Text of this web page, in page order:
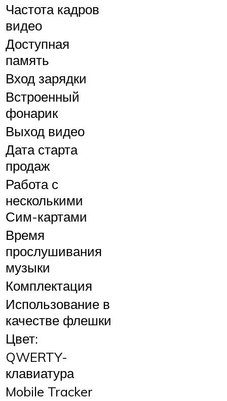
Частота кадров
видео
Доступная
память
Вход зарядки
Встроенный
фонарик
Выход видео
Дата старта
продаж
Работа с
несколькими
Сим-картами
Время
прослушивания
музыки
Комплектация
Использование в
качестве флешки
Цвет:
QWERTY-
клавиатура
Mobile Tracker